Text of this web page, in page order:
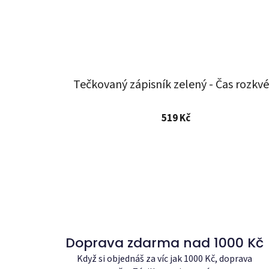
Tečkovaný zápisník zelený - Čas
519 Kč
Doprava zdarma nad 1000 Kč
Když si objednáš za víc jak 1000 Kč, doprava